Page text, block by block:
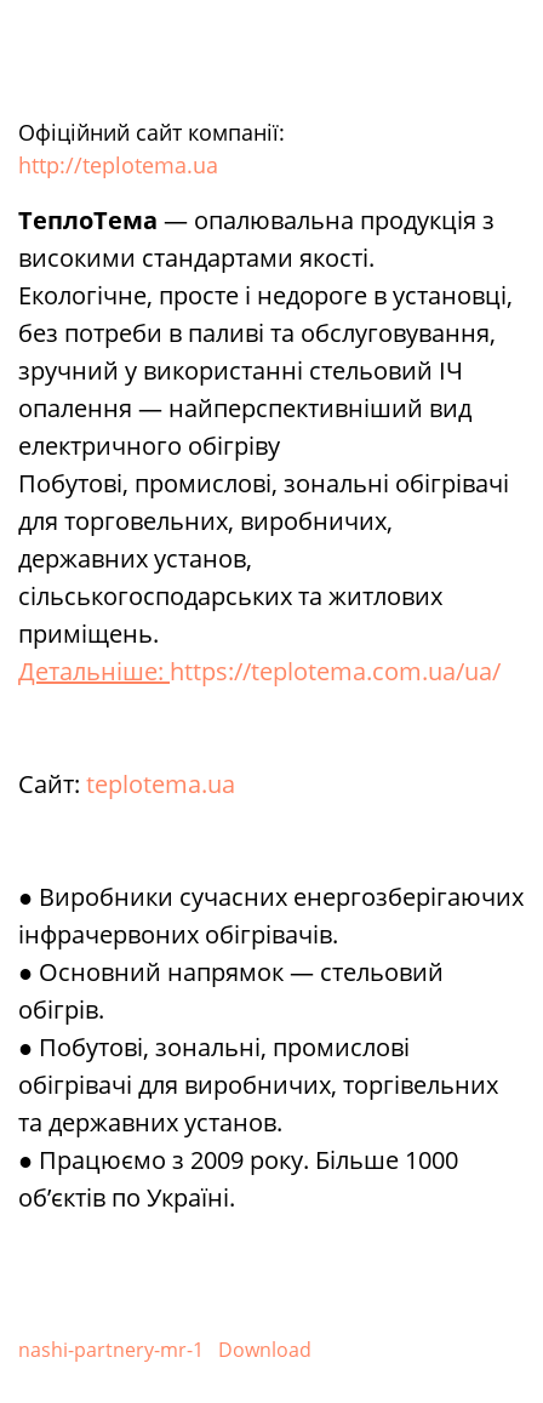
Офіційний сайт компанії:
http://teplotema.ua
ТеплоТема — опалювальна продукція з
високими стандартами якості.
Екологічне, просте і недороге в установці,
без потреби в паливі та обслуговування,
зручний у використанні стельовий ІЧ
опалення — найперспективніший вид
електричного обігріву
Побутові, промислові, зональні обігрівачі
для торговельних, виробничих,
державних установ,
сільськогосподарських та житлових
приміщень.
Детальніше: https://teplotema.com.ua/ua/
Сайт: teplotema.ua
● Виробники сучасних енергозберігаючих
інфрачервоних обігрівачів.
● Основний напрямок — стельовий
обігрів.
● Побутові, зональні, промислові
обігрівачі для виробничих, торгівельних
та державних установ.
● Працюємо з 2009 року. Більше 1000
об’єктів по Україні.
nashi-partnery-mr-1 Download